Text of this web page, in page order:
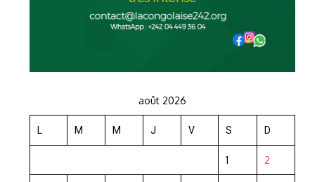
août 2026
L M M J V S D
1 2